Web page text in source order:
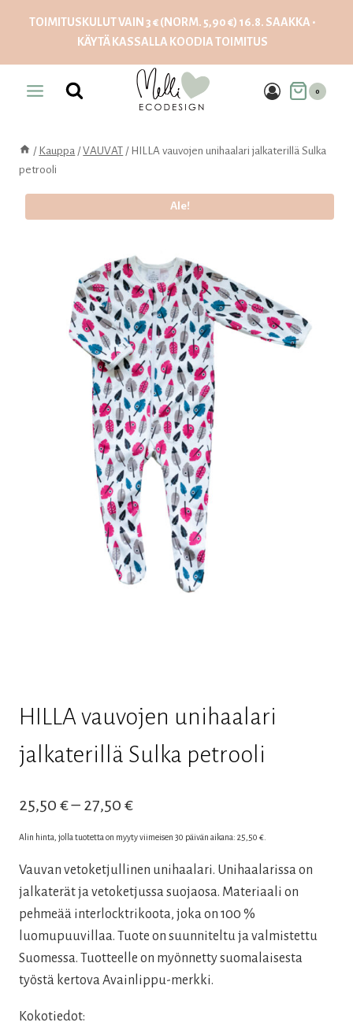
TOIMITUSKULUT VAIN 3 € (NORM. 5,90 €) 16.8. SAAKKA •
KÄYTÄ KASSALLA KOODIATOIMITUS
0
/ Kauppa / VAUVAT / HILLA vauvojen unihaalari jalkaterillä Sulka
petrooli
Ale!
HILLA vauvojen unihaalari
jalkaterillä Sulka petrooli
25,50 €– 27,50 €Hintaluokka:
25,50 €
27,50 €
Alin hinta, jolla tuotetta on myyty viimeisen 30 päivän aikana: 25,50 €
Vauvan vetoketjullinen unihaalari. Unihaalarissa on
jalkaterät ja vetoketjussa suojaosa. Materiaali on
pehmeää interlocktrikoota, joka on 100 %
luomupuuvillaa. Tuote on suunniteltu ja valmistettu
Suomessa. Tuotteelle on myönnetty suomalaisesta
työstä kertova Avainlippu-merkki.
Kokotiedot: